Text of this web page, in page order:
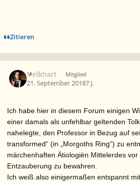
Zitieren
Nelkhart Mitglied
21. September 20187 J.
Ich habe hier in diesem Forum einigen
einer damals als unfehlbar geltenden
nahelegte, den Professor in Bezug auf
transformed“ (in „Morgoths Ring“) zu
märchenhaften Ätiologiën Mittelerdes
Entzauberung zu bewahren.
Ich weiß also einigermaßen entspannt